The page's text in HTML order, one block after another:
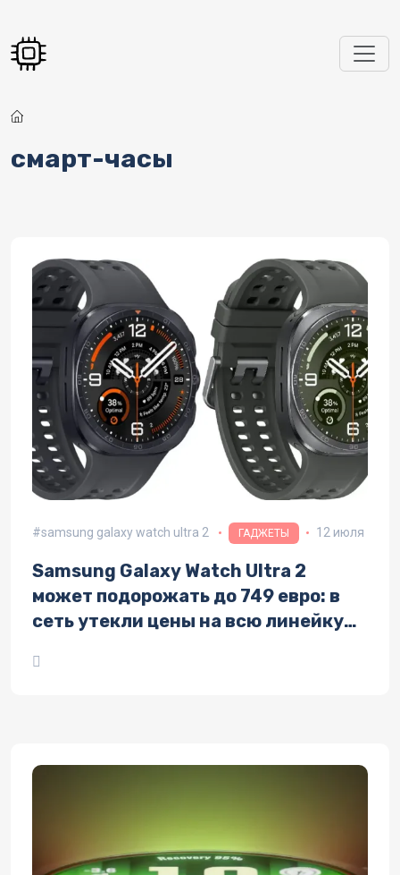
смарт-часы
samsung galaxy watch ultra 2 ГАДЖЕТЫ 12 июля
Samsung Galaxy Watch Ultra 2
может подорожать до 749 евро: в
сеть утекли цены на всю линейку